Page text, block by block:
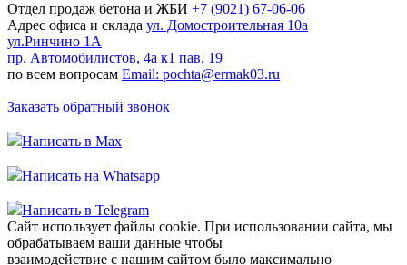
Отдел продаж бетона и ЖБИ +7 (9021) 67-06-06
Адрес офиса и склада ул. Домостроительная 10а
ул.Ринчино 1А
пр. Автомобилистов, 4а к1 пав. 19
по всем вопросам Email: pochta@ermak03.ru
Заказать обратный звонок
Написать в Max
Написать на Whatsapp
Написать в Telegram
Сайт использует файлы cookie. При использовании сайта, мы
обрабатываем ваши данные чтобы
взаимодействие с нашим сайтом было максимально